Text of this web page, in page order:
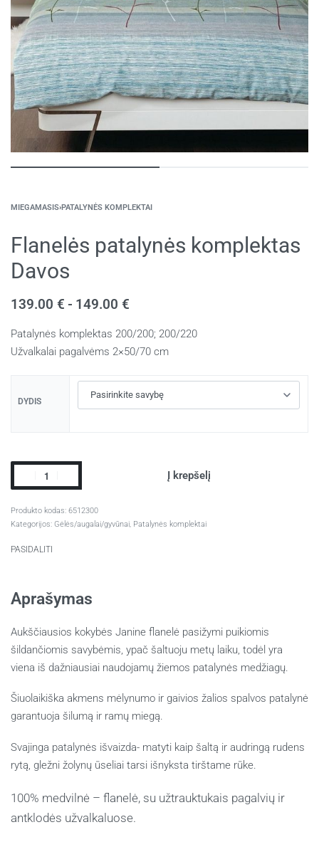
MIEGAMASIS›PATALYNĖS KOMPLEKTAI
Flanelės patalynės komplektas
Davos
139.00 € 149.00 €
Patalynės komplektas 200/200; 200/220
Užvalkalai pagalvėms 2×50/70 cm
DYDIS
Į krepšelį
6512300
Kategorijos: Gėlės/augalai/gyvūnai, Patalynės komplektai
PASIDALITI
Aprašymas
Aukščiausios kokybės Janine flanelė pasižymi puikiomis
šildančiomis savybėmis, ypač šaltuoju metų laiku, todėl yra
viena iš dažniausiai naudojamų žiemos patalynės medžiagų.
Šiuolaikiška akmens mėlynumo ir gaivios žalios spalvos patalynė
garantuoja šilumą ir ramų miegą.
Svajinga patalynės išvaizda- matyti kaip šaltą ir audringą rudens
rytą, gležni žolynų ūseliai tarsi išnyksta tirštame rūke.
100% medvilnė – flanelė, su užtrauktukais pagalvių ir
antklodės užvalkaluose.